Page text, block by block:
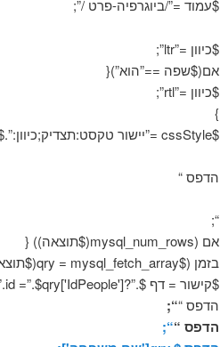
$עמוד =”/ביוגרפיה-פרט /”;
$כיוון =”ltr”;
אם($שפה ==”הוא”){
$כיוון =”rtl”;
}
$cssStyle =”יישור טקסט:תצדיק;כיוון:”.$כיוון;
הדפס “
“;
אם (mysql_num_rows($תוצאה)) {
בזמן ($qry = mysql_fetch_array($תוצאה)) {
$קישור = דף $.”?id =”.$qry['IdPeople'].”&שפה =”.$שפה;
הדפס ““;
הדפס ““;